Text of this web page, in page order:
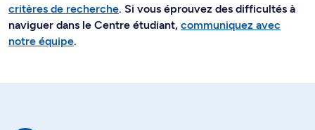
critères de recherche. Si vous éprouvez des difficultés à
naviguer dans le Centre étudiant, communiquez avec
notre équipe.